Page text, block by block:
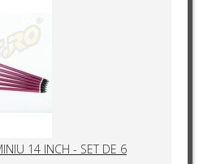
14 INCH - SET DE 6